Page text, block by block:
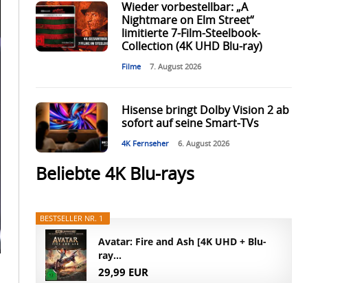
Wieder vorbestellbar: „A
Nightmare on Elm Street“
limitierte 7-Film-Steelbook-
Collection (4K UHD Blu-ray)
Filme 7. August 2026
Hisense bringt Dolby Vision 2 ab
sofort auf seine Smart-TVs
4K Fernseher 6. August 2026
Beliebte 4K Blu-rays
BESTSELLER NR. 1
Avatar: Fire and Ash [4K UHD + Blu-
ray...
29,99 EUR